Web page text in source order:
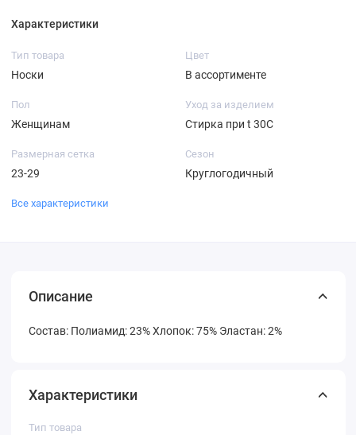
Характеристики
Тип товара
Носки
Цвет
В ассортименте
Пол
Женщинам
Уход за изделием
Стирка при t 30С
Размерная сетка
23-29
Сезон
Круглогодичный
Все характеристики
Описание
Состав: Полиамид: 23% Хлопок: 75% Эластан: 2%
Характеристики
Тип товара